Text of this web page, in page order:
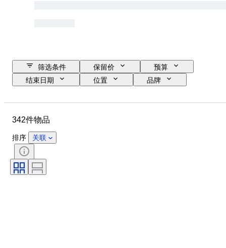
筛选条件 保留价
预算
结束日期
位置
品牌
课题
签名
语言
出售者
原创作品／复制品
342件物品
排序 关联